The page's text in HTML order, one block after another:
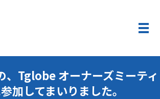
、Tglobe オーナーズミーティ
加してまいりました。